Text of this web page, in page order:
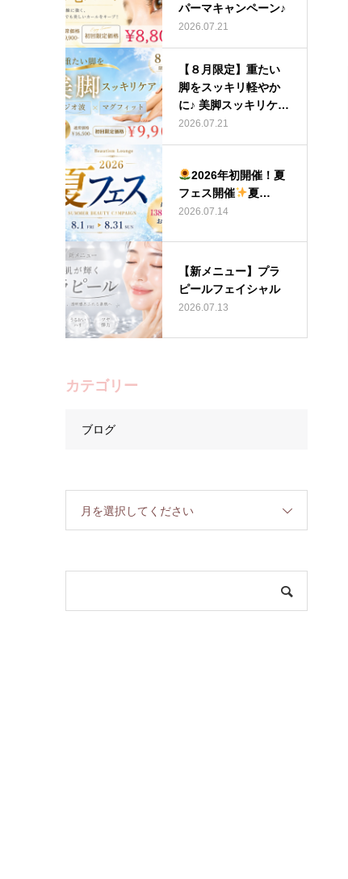
パーマキャンペーン♪
2026.07.21
【８月限定】重たい
脚をスッキリ軽やか
に♪ 美脚スッキリケア
キャンペ…
2026.07.21
2026年初開催！夏
フェス開催
夏…
2026.07.14
【新メニュー】プラ
ピールフェイシャル
2026.07.13
カテゴリー
ブログ
月を選択してください